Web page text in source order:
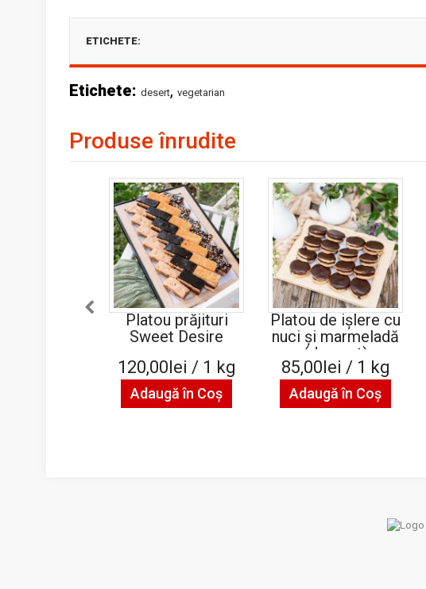
ETICHETE:
Etichete: desert, vegetarian
Produse înrudite
Platou prăjituri
Sweet Desire
120,00lei / 1 kg
Adaugă în Coş
Platou de ișlere cu
nuci și marmeladă
(de post)
85,00lei / 1 kg
Adaugă în Coş